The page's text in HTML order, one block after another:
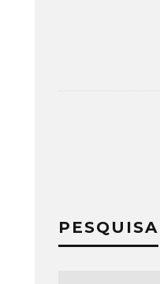
PESQUISA